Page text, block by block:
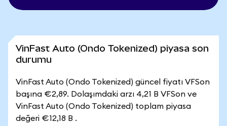
VinFast Auto (Ondo Tokenized) piyasa son
durumu
VinFast Auto (Ondo Tokenized) güncel fiyatı VFSon
başına €2,89. Dolaşımdaki arzı 4,21 B VFSon ve
VinFast Auto (Ondo Tokenized) toplam piyasa
değeri €12,18 B .